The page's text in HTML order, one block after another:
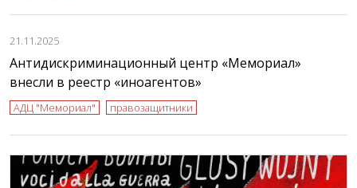
21.11.2025
Антидискриминационный центр «Мемориал»
внесли в реестр «иноагентов»
АДЦ "Мемориал" правозащитники